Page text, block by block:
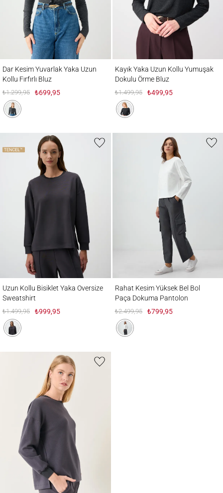
Dar Kesim Yuvarlak Yaka Uzun
Kollu Fırfırlı Bluz
₺1.299,95 ₺699,95
Kayık Yaka Uzun Kollu Yumuşak
Dokulu Örme Bluz
₺1.499,95 ₺499,95
Uzun Kollu Bisiklet Yaka Oversize
Sweatshirt
₺1.499,95 ₺999,95
Rahat Kesim Yüksek Bel Bol
Paça Dokuma Pantolon
₺2.499,95 ₺799,95